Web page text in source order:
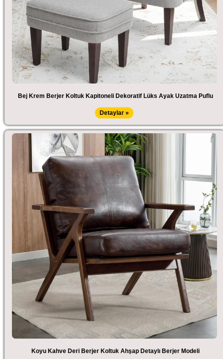
Bej Krem Berjer Koltuk Kapitoneli Dekoratif Lüks Ayak Uzatma Puflu
Detaylar »
Koyu Kahve Deri Berjer Koltuk Ahşap Detaylı Berjer Modeli